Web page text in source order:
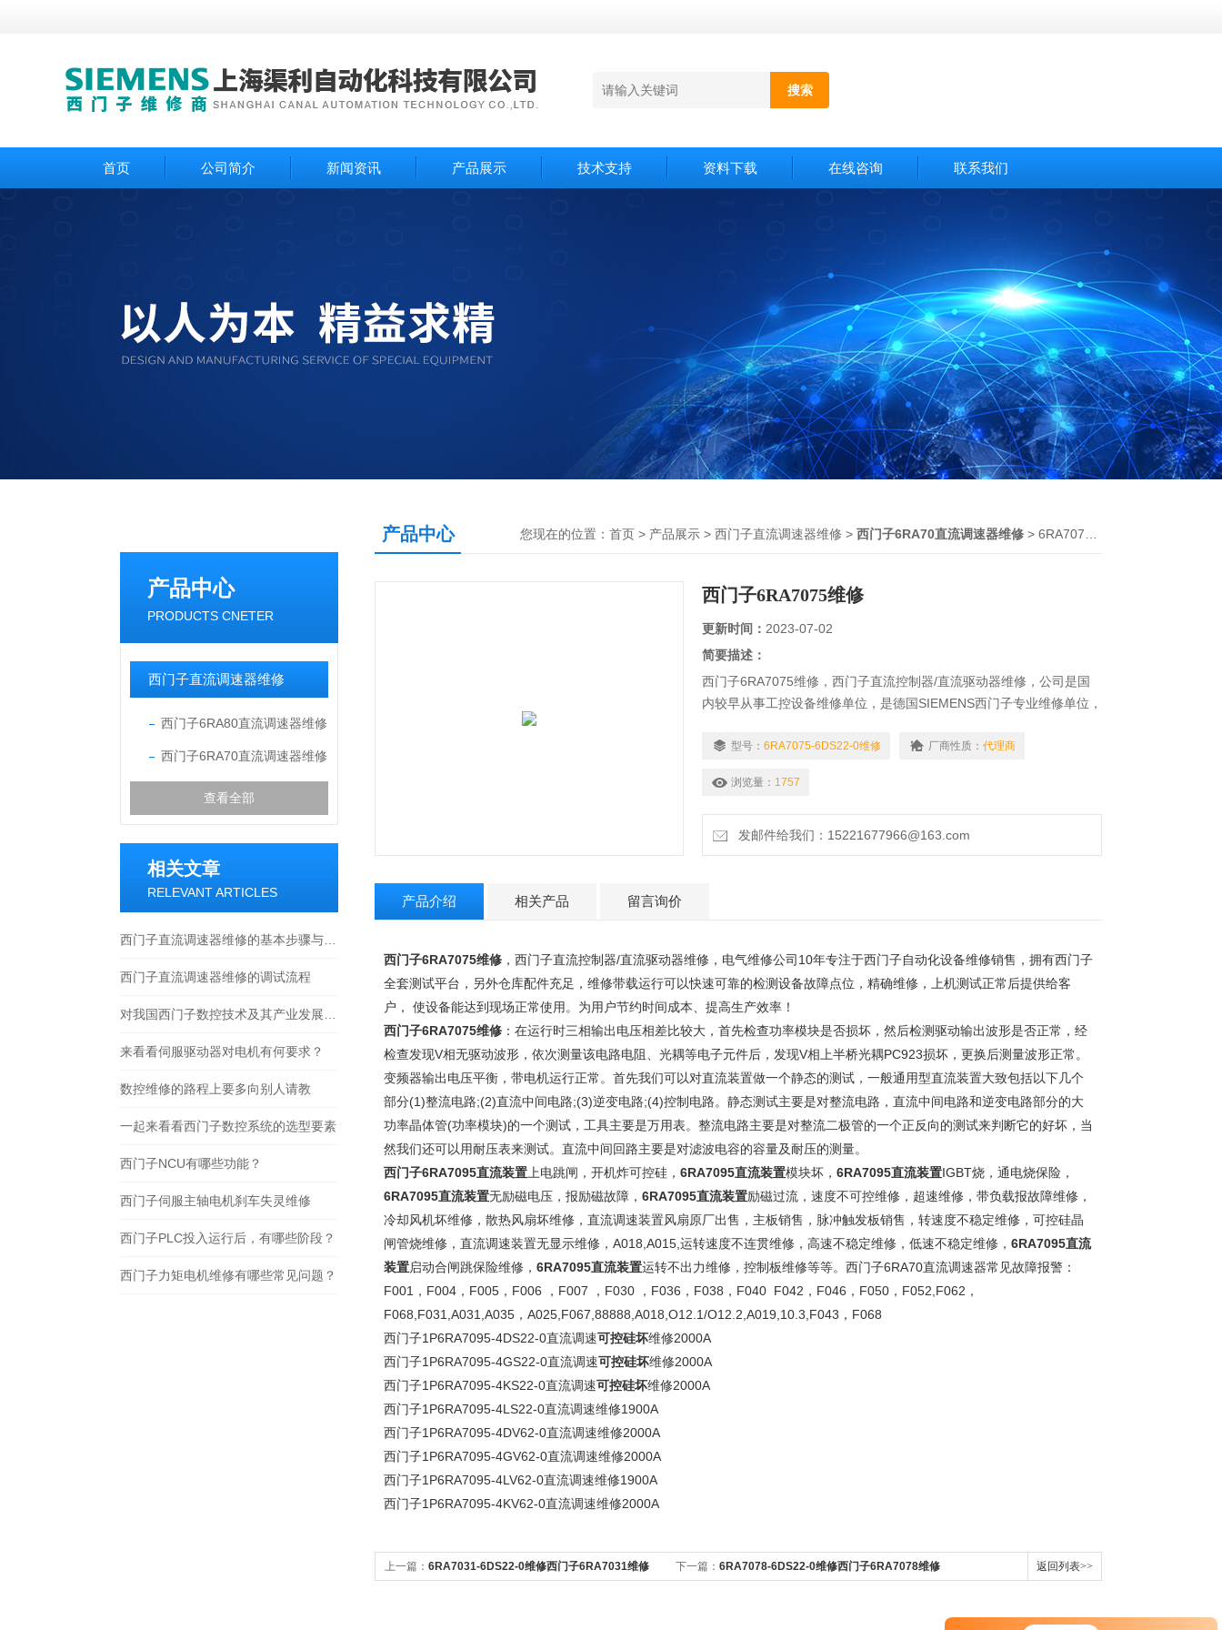
首页 公司简介 新闻资讯 产品展示 技术支持 资料下载 在线咨询 联系我们
产品中心
PRODUCTS CNETER
西门子直流调速器维修
西门子6RA80直流调速器维修
西门子6RA70直流调速器维修
查看全部
相关文章
RELEVANT ARTICLES
西门子直流调速器维修的调试流程
来看看伺服驱动器对电机有何要求？
数控维修的路程上要多向别人请教
一起来看看西门子数控系统的选型要素
西门子NCU有哪些功能？
西门子伺服主轴电机刹车失灵维修
西门子PLC投入运行后，有哪些阶段？
西门子力矩电机维修有哪些常见问题？
产品中心 您现在的位置： 首页 > 产品展示 > 西门子直流调速器维修 > 西门子6RA70直流调速器维修 > 6RA7075-6DS22-0维修西门子6RA7075维修
西门子6RA7075维修
更新时间： 2023-07-02
简要描述：
西门子6RA7075维修，西门子直流控制器/直流驱动器维修，公司是国
内较早从事工控设备维修单位，是德国SIEMENS西门子专业维修单位，
经验。我们一直专注维修技术的研究,保证不二次损坏机器，不收取任何
型号： 6RA7075-6DS22-0维修 厂商性质： 代理商
浏览量： 1757
发邮件给我们：15221677966@163.com
产品介绍 相关产品 留言询价
西门子6RA7075维修 ，西门子直流控制器/直流驱动器维修，电气维修公司10年专注于西门子自动化设备维修销售，拥有西门子
全套测试平台，另外仓库配件充足，维修带载运行可以快速可靠的检测设备故障点位，精确维修，上机测试正常后提供给客
户， 使设备能达到现场正常使用。为用户节约时间成本、提高生产效率！
西门子6RA7075维修 ：在运行时三相输出电压相差比较大，首先检查功率模块是否损坏，然后检测驱动输出波形是否正常，经
检查发现V相无驱动波形，依次测量该电路电阻、光耦等电子元件后，发现V相上半桥光耦PC923损坏，更换后测量波形正常。
变频器输出电压平衡，带电机运行正常。首先我们可以对直流装置做一个静态的测试，一般通用型直流装置大致包括以下几个
部分(1)整流电路;(2)直流中间电路;(3)逆变电路;(4)控制电路。静态测试主要是对整流电路，直流中间电路和逆变电路部分的大
功率晶体管(功率模块)的一个测试，工具主要是万用表。整流电路主要是对整流二极管的一个正反向的测试来判断它的好坏，当
然我们还可以用耐压表来测试。直流中间回路主要是对滤波电容的容量及耐压的测量。
西门子6RA7095直流装置 上电跳闸，开机炸可控硅， 6RA7095直流装置模块坏， 6RA7095直流装置IGBT烧，通电烧保险，
6RA7095直流装置无励磁电压，报励磁故障， 6RA7095直流装置励磁过流，速度不可控维修，超速维修，带负载报故障维修，
冷却风机坏维修，散热风扇坏维修，直流调速装置风扇原厂出售，主板销售，脉冲触发板销售，转速度不稳定维修，可控硅晶
闸管烧维修，直流调速装置无显示维修，A018,A015,运转速度不连贯维修，高速不稳定维修，低速不稳定维修， 6RA7095直流
装置启动合闸跳保险维修， 6RA7095直流装置运转不出力维修，控制板维修等等。西门子6RA70直流调速器常见故障报警：
F001，F004，F005，F006 ，F007 ，F030 ，F036，F038，F040 F042，F046，F050，F052,F062，
F068,F031,A031,A035，A025,F067,88888,A018,O12.1/O12.2,A019,10.3,F043，F068
西门子1P6RA7095-4DS22-0直流调速可控硅坏维修2000A
西门子1P6RA7095-4GS22-0直流调速可控硅坏维修2000A
西门子1P6RA7095-4KS22-0直流调速可控硅坏维修2000A
西门子1P6RA7095-4LS22-0直流调速维修1900A
西门子1P6RA7095-4DV62-0直流调速维修2000A
西门子1P6RA7095-4GV62-0直流调速维修2000A
西门子1P6RA7095-4LV62-0直流调速维修1900A
西门子1P6RA7095-4KV62-0直流调速维修2000A
上一篇： 6RA7031-6DS22-0维修西门子6RA7031维修 下一篇： 6RA7078-6DS22-0维修西门子6RA7078维修 返回列表>>